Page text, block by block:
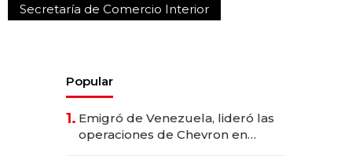
Secretaría de Comercio Interior
Popular
1. Emigró de Venezuela, lideró las
operaciones de Chevron en